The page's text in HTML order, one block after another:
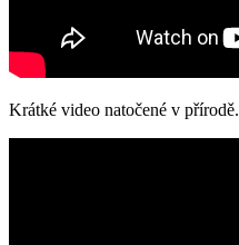
Krátké video natočené v přírodě.